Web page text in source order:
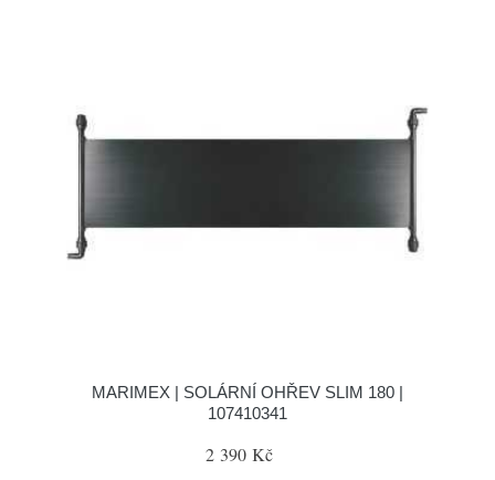
MARIMEX | SOLÁRNÍ OHŘEV SLIM 180 |
107410341
2 390 Kč